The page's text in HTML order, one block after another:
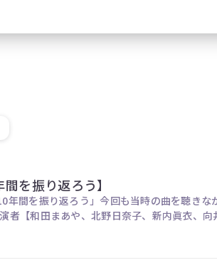
を振り返ろう】
年間を振り返ろう」今回も当時の曲を聴き